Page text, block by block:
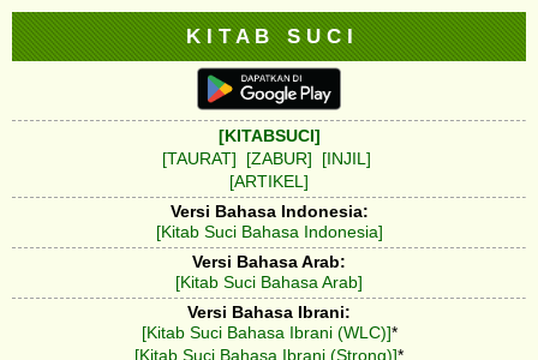
K I T A B S U C I
[KITABSUCI]
[TAURAT]
[ZABUR]
[INJIL]
[ARTIKEL]
Versi Bahasa Indonesia:
[Kitab Suci Bahasa Indonesia]
Versi Bahasa Arab:
[Kitab Suci Bahasa Arab]
Versi Bahasa Ibrani:
[Kitab Suci Bahasa Ibrani (WLC)]*
[Kitab Suci Bahasa Ibrani (Strong)]*